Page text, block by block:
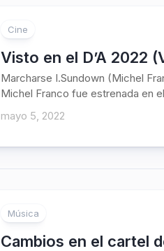
Cine
Visto en el D’A 2022
Marcharse I.Sundown (Michel
Michel Franco fue estrenada en
mayo 5, 2022
Música
Cambios en el cartel